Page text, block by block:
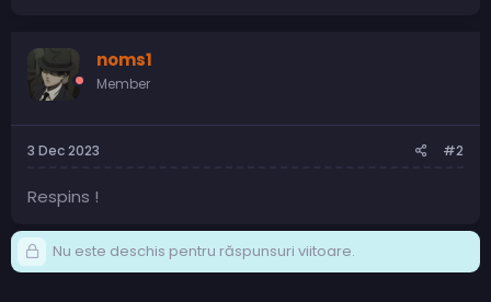
noms1
Member
3 Dec 2023 #2
Respins !
Nu este deschis pentru răspunsuri viitoare.